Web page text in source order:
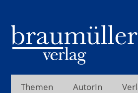
Themen AutorIn